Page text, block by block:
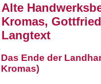
Alte
Kromas,
Langtext
Das Ende der
Kromas)